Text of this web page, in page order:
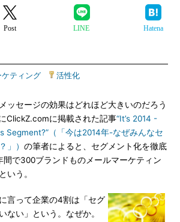
Post LINE Hatena
ケティング 活性化
ッセージの効果はどれほど大きいのだろう
ClickZ.comに掲載された記事“It’s 2014 -
Segment?”（「今は2014年-なぜみんなセ
」） の筆者によると、セグメント化を徹底
間で300ブランドものメールマーケティン
いう。
言って企業の4割は「セグ
ない」という。なぜか。